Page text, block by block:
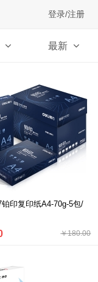
登录/注册
最新
印复印纸A4-70g-5包/
￥180.00